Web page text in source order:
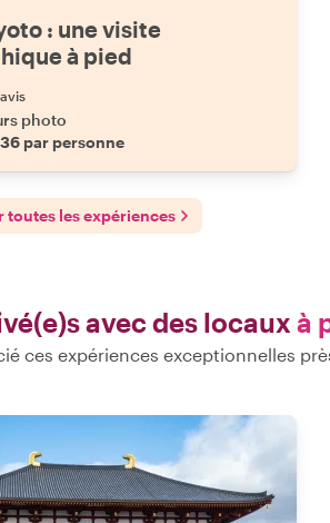
: une visite
à pied
photo
par personne
toutes les expériences
avec des locaux à
ces expériences exceptionnelles